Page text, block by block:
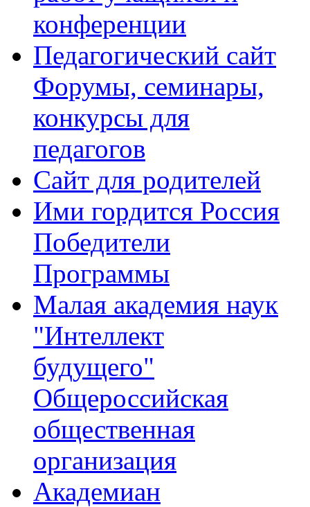
конференции
Педагогический сайт
Форумы, семинары,
конкурсы для
педагогов
Сайт для родителей
Ими гордится Россия
Победители
Программы
Малая академия наук
"Интеллект
будущего"
Общероссийская
общественная
организация
Академиан